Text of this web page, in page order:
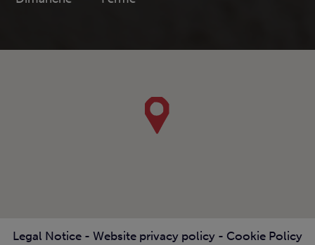
Legal Notice - Website privacy policy - Cookie Policy